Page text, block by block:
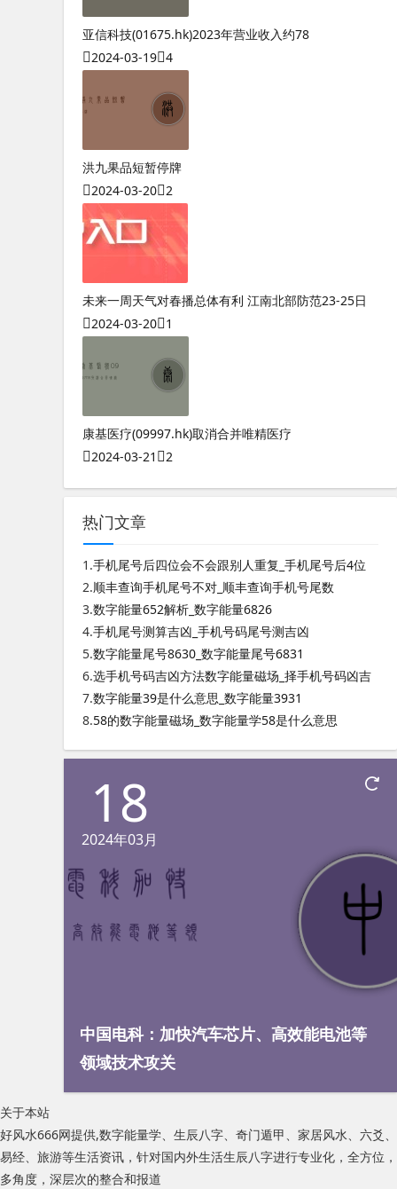
亚信科技(01675.hk)2023年营业收入约78
2024-03-19 4
洪九果品短暂停牌
2024-03-20 2
未来一周天气对春播总体有利 江南北部防范23-25日
2024-03-20 1
康基医疗(09997.hk)取消合并唯精医疗
2024-03-21
2
热门文章
1.手机尾号后四位会不会跟别人重复_手机尾号后4位
2.顺丰查询手机尾号不对_顺丰查询手机号尾数
3.数字能量652解析_数字能量6826
4.手机尾号测算吉凶_手机号码尾号测吉凶
5.数字能量尾号8630_数字能量尾号6831
6.选手机号码吉凶方法数字能量磁场_择手机号码凶吉
7.数字能量39是什么意思_数字能量3931
8.58的数字能量磁场_数字能量学58是什么意思
18
2024年03月
中国电科：加快汽车芯片、高效能电池等
领域技术攻关
关于本站
好风水666网提供,数字能量学、生辰八字、奇门遁甲、家居风水、六爻、
易经、旅游等生活资讯，针对国内外生活生辰八字进行专业化，全方位，
多角度，深层次的整合和报道